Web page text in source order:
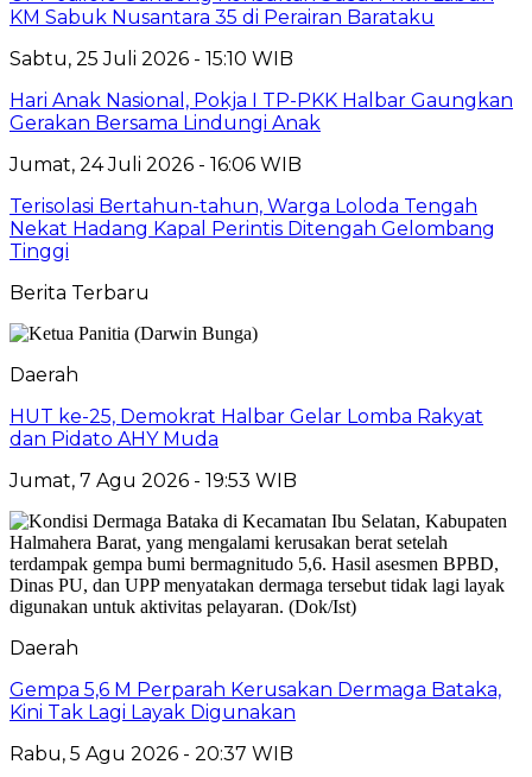
KM Sabuk Nusantara 35 di Perairan Barataku
Sabtu, 25 Juli 2026 - 15:10 WIB
Hari Anak Nasional, Pokja I TP-PKK Halbar Gaungkan
Gerakan Bersama Lindungi Anak
Jumat, 24 Juli 2026 - 16:06 WIB
Terisolasi Bertahun-tahun, Warga Loloda Tengah
Nekat Hadang Kapal Perintis Ditengah Gelombang
Tinggi
Berita Terbaru
Daerah
HUT ke-25, Demokrat Halbar Gelar Lomba Rakyat
dan Pidato AHY Muda
Jumat, 7 Agu 2026 - 19:53 WIB
Daerah
Gempa 5,6 M Perparah Kerusakan Dermaga Bataka,
Kini Tak Lagi Layak Digunakan
Rabu, 5 Agu 2026 - 20:37 WIB